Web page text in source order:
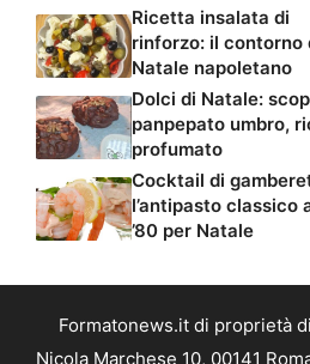
Ricetta insalata di
rinforzo: il contorno
Natale napoletano
Dolci di Natale:
panpepato umbro,
profumato
Cocktail di
l’antipasto classico
’80 per Natale
Formatonews.it di proprietà
Nicola Marchese 10, 00141